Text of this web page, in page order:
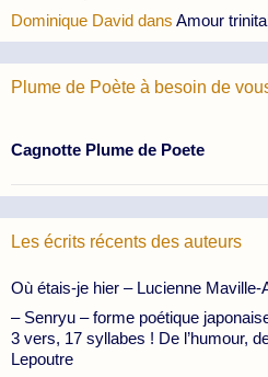
Dominique David dans Amour
Plume de Poète à besoin de
Cagnotte Plume de Poete
Les écrits récents des auteurs
Où étais-je hier – Lucienne Maville-
– Senryu – forme poétique
3 vers, 17 syllabes ! De l’humour,
Lepoutre